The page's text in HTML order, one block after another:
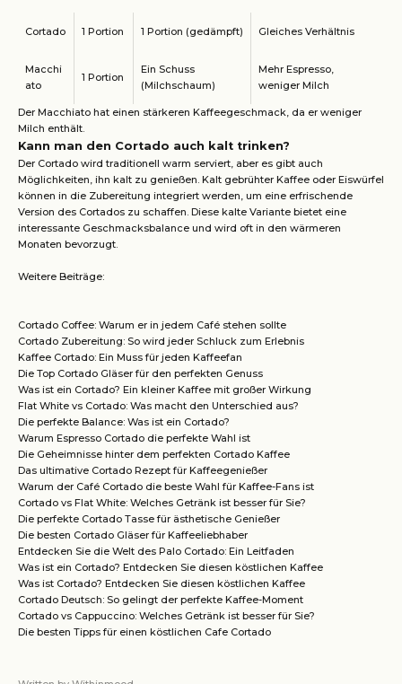
Cortado 1 Portion 1 Portion (gedämpft) Gleiches Verhältnis
Macchi
ato
1 Portion
Ein Schuss
(Milchschaum)
Mehr Espresso,
weniger Milch
Der Macchiato hat einen stärkeren Kaffeegeschmack, da er weniger
Milch enthält.
Kann man den Cortado auch kalt trinken?
Der Cortado wird traditionell warm serviert, aber es gibt auch
Möglichkeiten, ihn kalt zu genießen. Kalt gebrühter Kaffee oder Eiswürfel
können in die Zubereitung integriert werden, um eine erfrischende
Version des Cortados zu schaffen. Diese kalte Variante bietet eine
interessante Geschmacksbalance und wird oft in den wärmeren
Monaten bevorzugt.
Weitere Beiträge:
Cortado Coffee: Warum er in jedem Café stehen sollte
Cortado Zubereitung: So wird jeder Schluck zum Erlebnis
Kaffee Cortado: Ein Muss für jeden Kaffeefan
Die Top Cortado Gläser für den perfekten Genuss
Was ist ein Cortado? Ein kleiner Kaffee mit großer Wirkung
Flat White vs Cortado: Was macht den Unterschied aus?
Die perfekte Balance: Was ist ein Cortado?
Warum Espresso Cortado die perfekte Wahl ist
Die Geheimnisse hinter dem perfekten Cortado Kaffee
Das ultimative Cortado Rezept für Kaffeegenießer
Warum der Café Cortado die beste Wahl für Kaffee-Fans ist
Cortado vs Flat White: Welches Getränk ist besser für Sie?
Die perfekte Cortado Tasse für ästhetische Genießer
Die besten Cortado Gläser für Kaffeeliebhaber
Entdecken Sie die Welt des Palo Cortado: Ein Leitfaden
Was ist ein Cortado? Entdecken Sie diesen köstlichen Kaffee
Was ist Cortado? Entdecken Sie diesen köstlichen Kaffee
Cortado Deutsch: So gelingt der perfekte Kaffee-Moment
Cortado vs Cappuccino: Welches Getränk ist besser für Sie?
Die besten Tipps für einen köstlichen Cafe Cortado